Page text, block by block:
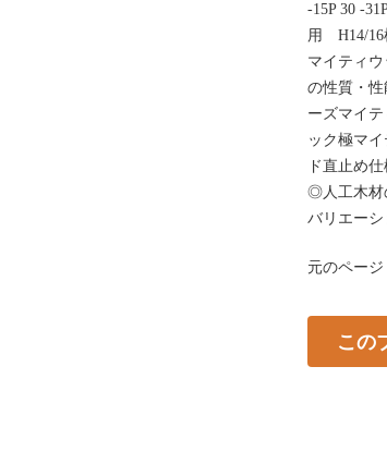
-15P 30 -
用 H14/16
マイティ
の性質・
ーズマイ
ック極マ
ド直止め
◎人工木材
バリエー
元のページ
この